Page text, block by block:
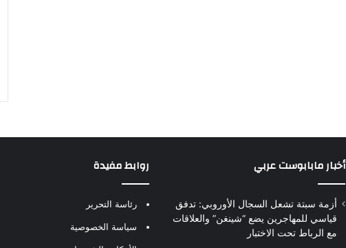
أخبار مابابوست عربي
أزمة سبتة تشعل السجال الأوروبي: تدفق
قياسي للمهاجرين يضع “شينغن” والعلاقات
مع الرباط تحت الاختبار
روابط مفيدة
رئاسة التحرير
سياسة الخصوصية